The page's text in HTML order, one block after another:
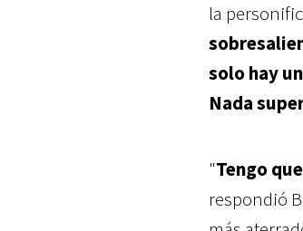
la
solo hay
Nada
"Tengo
respondió